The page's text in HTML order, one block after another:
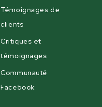
Témoignages de
clients
Critiques et
témoignages
Communauté
Facebook